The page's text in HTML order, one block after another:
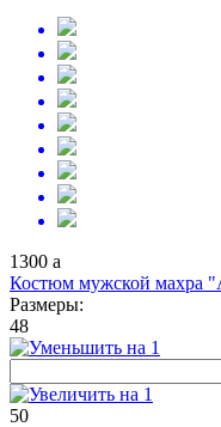
1300 a
Костюм мужской
Размеры:
48
50